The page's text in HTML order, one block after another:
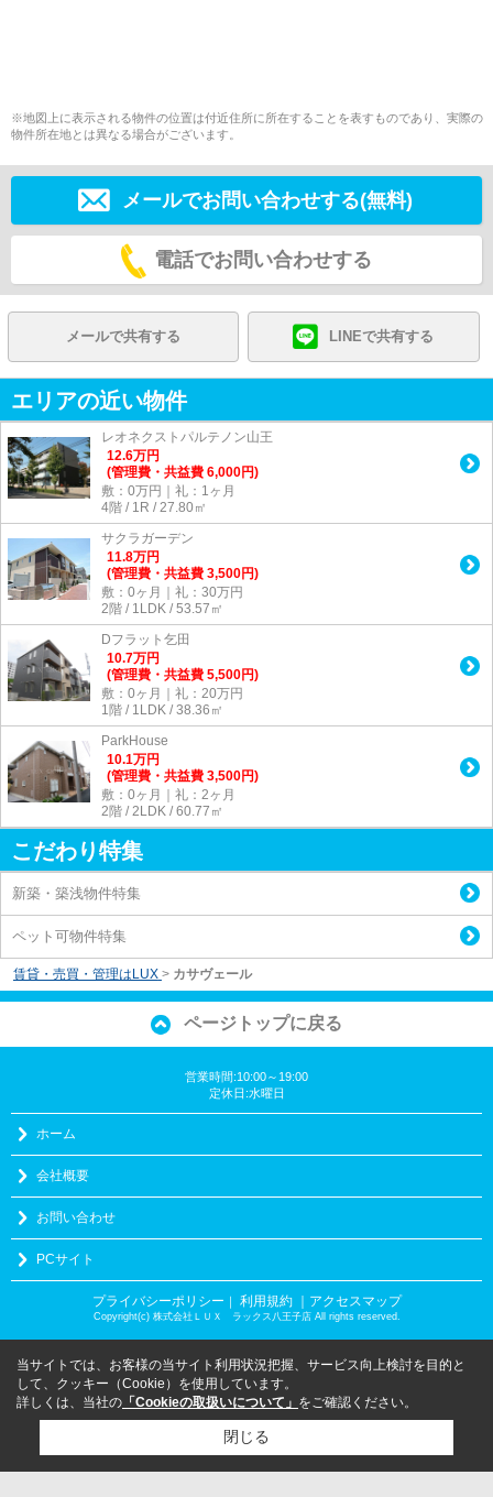
※地図上に表示される物件の位置は付近住所に所在することを表すものであり、実際の
物件所在地とは異なる場合がございます。
メールでお問い合わせする(無料)
電話でお問い合わせする
メールで共有する LINEで共有する
エリアの近い物件
レオネクストパルテノン山王
12.6万円
(管理費・共益費 6,000円)
敷：0万円｜礼：1ヶ月
4階 / 1R / 27.80㎡
サクラガーデン
11.8万円
(管理費・共益費 3,500円)
敷：0ヶ月｜礼：30万円
2階 / 1LDK / 53.57㎡
Dフラット乞田
10.7万円
(管理費・共益費 5,500円)
敷：0ヶ月｜礼：20万円
1階 / 1LDK / 38.36㎡
ParkHouse
10.1万円
(管理費・共益費 3,500円)
敷：0ヶ月｜礼：2ヶ月
2階 / 2LDK / 60.77㎡
こだわり特集
新築・築浅物件特集
ペット可物件特集
賃貸・売買・管理はLUX > カサヴェール
ページトップに戻る
営業時間:10:00～19:00
定休日:水曜日
ホーム
会社概要
お問い合わせ
PCサイト
プライバシーポリシー ｜ 利用規約 ｜アクセスマップ
Copyright(c) 株式会社ＬＵＸ ラックス八王子店 All rights reserved.
当サイトでは、お客様の当サイト利用状況把握、サービス向上検討を目的と
して、クッキー（Cookie）を使用しています。
詳しくは、当社の 「Cookieの取扱いについて」 をご確認ください。
閉じる